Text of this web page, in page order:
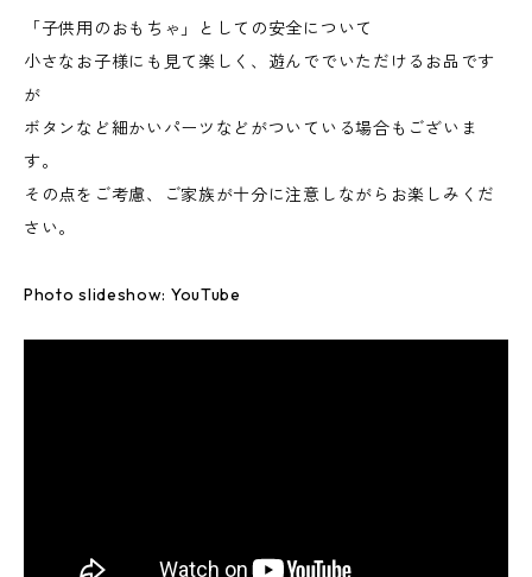
「子供用のおもちゃ」としての安全について
小さなお子様にも見て楽しく、遊んででいただけるお品です
が
ボタンなど細かいパーツなどがついている場合もございま
す。
その点をご考慮、ご家族が十分に注意しながらお楽しみくだ
さい。
Photo slideshow: YouTube